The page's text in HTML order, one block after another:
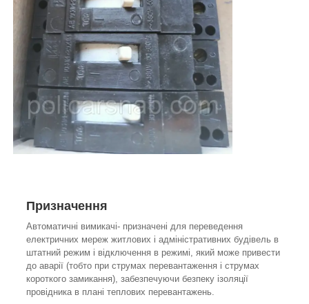
Призначення
Автоматичні вимикачі- призначені для переведення
електричних мереж житлових і адміністративних будівель в
штатний режим і відключення в режимі, який може привести
до аварії (тобто при струмах перевантаження і струмах
короткого замикання), забезпечуючи безпеку ізоляції
провідника в плані теплових перевантажень.